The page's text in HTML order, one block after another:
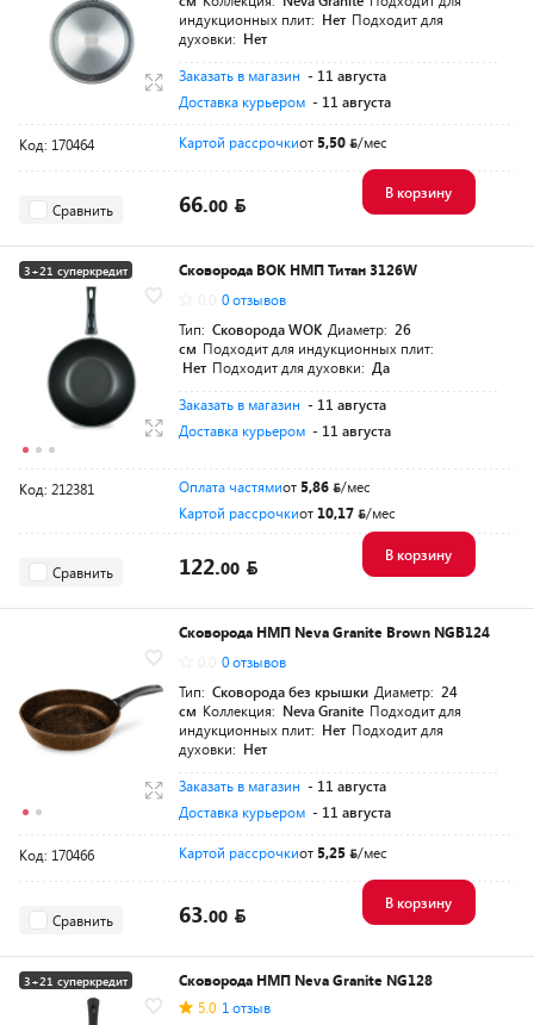
индукционных плит: Нет Подходит для
духовки: Нет
Заказать в магазин - 11 августа
Доставка курьером - 11 августа
Код: 170464 Картой рассрочкиот 5,50 /мес
Сравнить 66.00
В корзину
3+21 суперкредит
Сковорода ВОК НМП Титан 3126W
0 отзывов
Тип: Сковорода WOK Диаметр: 26
см Подходит для индукционных плит:
Нет Подходит для духовки: Да
Заказать в магазин - 11 августа
Доставка курьером - 11 августа
Код: 212381 Оплата частямиот 5,86
/мес
Картой рассрочкиот 10,17 /мес
Сравнить 122.00
В корзину
Сковорода НМП Neva Granite Brown NGB124
0 отзывов
Тип: Сковорода без крышки Диаметр: 24
см Коллекция: Neva Granite Подходит для
индукционных плит: Нет Подходит для
духовки: Нет
Заказать в магазин - 11 августа
Доставка курьером - 11 августа
Код: 170466 Картой рассрочкиот 5,25 /мес
Сравнить 63.00
В корзину
3+21 суперкредит
Сковорода НМП Neva Granite NG128
5.0 1 отзыв